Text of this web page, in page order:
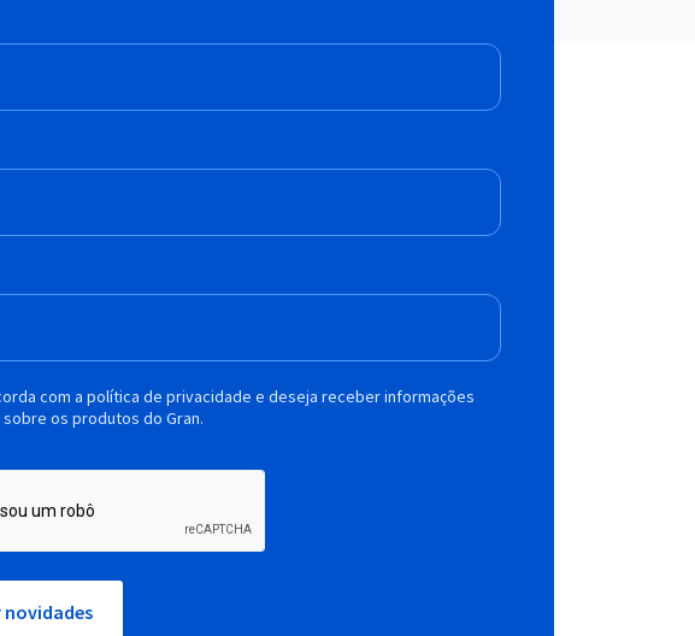
com a política de privacidade e deseja receber informações
os produtos do Gran.
novidades